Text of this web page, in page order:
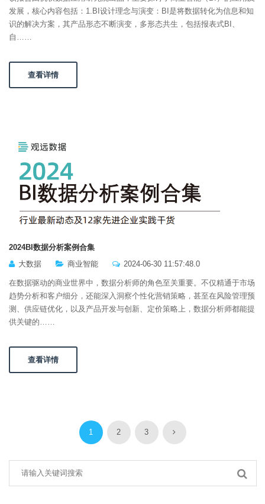
发展，核心内容包括：1.BI设计理念与演变：BI是将数据转化为信息和知
识的解决方案，其产品形态不断演变，多形态共生，包括报表式BI、
自……
查看详情
2024BI数据分析案例合集
大数据
商业智能 2024-06-30 11:57:48.0
在数据驱动的商业世界中，数据分析师的角色至关重要。不仅精通于市场
趋势分析和客户细分，还能深入洞察个性化营销策略，甚至在风险管理预
测、供应链优化，以及产品开发与创新、定价策略上，数据分析师都能提
供关键的……
查看详情
1 2 3